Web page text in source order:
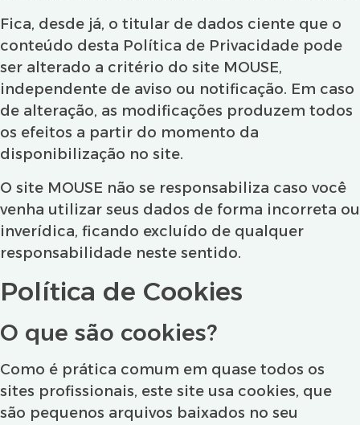
Fica, desde já, o titular de dados ciente que o
conteúdo desta Política de Privacidade pode
ser alterado a critério do site MOUSE,
independente de aviso ou notificação. Em caso
de alteração, as modificações produzem todos
os efeitos a partir do momento da
disponibilização no site.
O site MOUSE não se responsabiliza caso você
venha utilizar seus dados de forma incorreta ou
inverídica, ficando excluído de qualquer
responsabilidade neste sentido.
Política de Cookies
O que são cookies?
Como é prática comum em quase todos os
sites profissionais, este site usa cookies, que
são pequenos arquivos baixados no seu